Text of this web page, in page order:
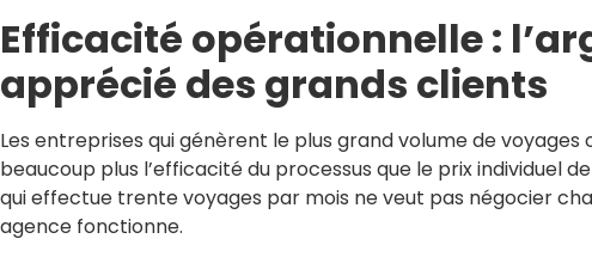
Efficacité opérationnelle :
apprécié des grands clients
Les entreprises qui génèrent le plus grand volume de
beaucoup plus l’efficacité du processus que le prix individuel
qui effectue trente voyages par mois ne veut pas négocier
agence fonctionne.